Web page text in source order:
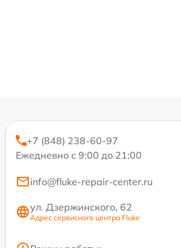
+7 (848) 238-60-97
Ежедневно с 9:00 до 21:00
info@fluke-repair-center.ru
ул. Дзержинского, 62
Адрес сервисного центра Fluke